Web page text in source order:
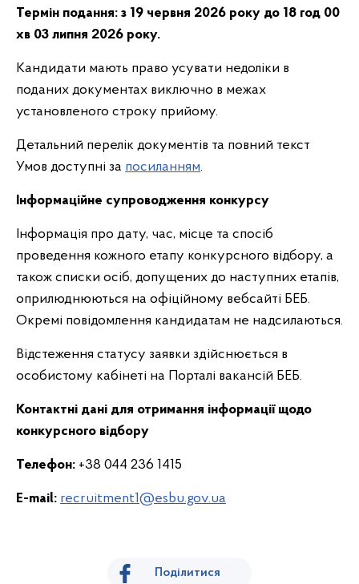
Термін подання: з 19 червня 2026 року до 18 год 00
хв 03 липня 2026 року.
Кандидати мають право усувати недоліки в
поданих документах виключно в межах
установленого строку прийому.
Детальний перелік документів та повний текст
Умов доступні за посиланням.
Інформаційне супроводження конкурсу
Інформація про дату, час, місце та спосіб
проведення кожного етапу конкурсного відбору, а
також списки осіб, допущених до наступних етапів,
оприлюднюються на офіційному вебсайті БЕБ.
Окремі повідомлення кандидатам не надсилаються.
Відстеження статусу заявки здійснюється в
особистому кабінеті на Порталі вакансій БЕБ.
Контактні дані для отримання інформації щодо
конкурсного відбору
Телефон: +38 044 236 1415
E-mail: recruitment1@esbu.gov.ua
Поділитися